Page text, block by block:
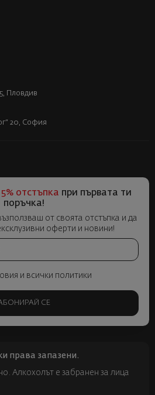
Пловдив
20, София
5% отстъпка при първата ти
поръчка!
от своята отстъпка и да
оферти и новини!
и всички политики
СЕ
права запазени.
Алкохолът е забранен за лица